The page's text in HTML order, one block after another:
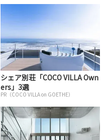
シェア別荘「COCO VILLA Own
ers」3選
PR（COCO VILLA on GOETHE）